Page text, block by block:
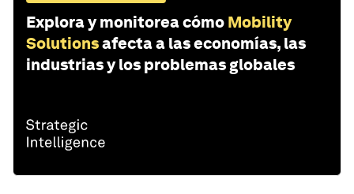
Explora y monitorea cómo Mobility
Solutionsafecta a las economías, las
industrias y los problemas globales